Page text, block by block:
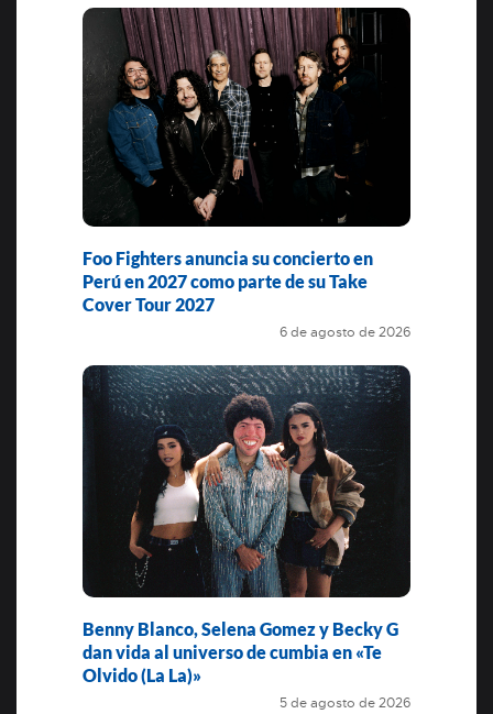
Foo Fighters anuncia su concierto en
Perú en 2027 como parte de su Take
Cover Tour 2027
6 de agosto de 2026
Benny Blanco, Selena Gomez y Becky G
dan vida al universo de cumbia en «Te
Olvido (La La)»
5 de agosto de 2026